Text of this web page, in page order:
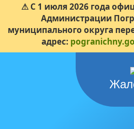
⚠ С 1 июля 2026 года
Администрации
муниципального округа
адрес: